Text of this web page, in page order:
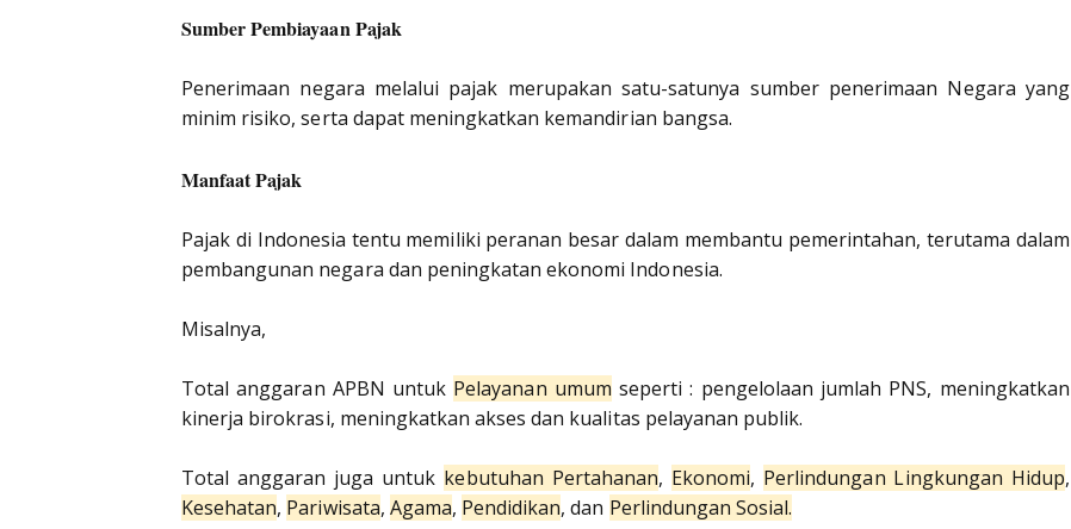
Sumber Pembiayaan Pajak
Penerimaan negara melalui pajak merupakan satu-satunya sumber penerimaan Negara yang
minim risiko, serta dapat meningkatkan kemandirian bangsa.
Manfaat Pajak
Pajak di Indonesia tentu memiliki peranan besar dalam membantu pemerintahan, terutama dalam
pembangunan negara dan peningkatan ekonomi Indonesia.
Misalnya,
Total anggaran APBN untuk Pelayanan umum seperti : pengelolaan jumlah PNS, meningkatkan
kinerja birokrasi, meningkatkan akses dan kualitas pelayanan publik.
Total anggaran juga untuk kebutuhan Pertahanan, Ekonomi, Perlindungan Lingkungan Hidup,
Kesehatan, Pariwisata, Agama, Pendidikan, dan Perlindungan Sosial.